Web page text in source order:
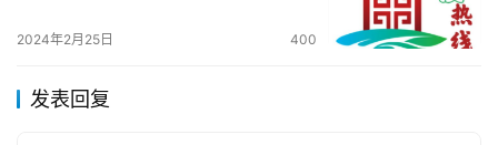
2024年2月25日 400
发表回复